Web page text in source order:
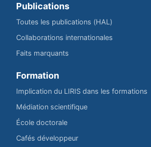
Publications
Toutes les publications (HAL)
Collaborations internationales
Faits marquants
Formation
Implication du LIRIS dans les formations
Médiation scientifique
École doctorale
Cafés développeur